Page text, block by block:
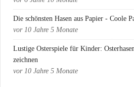
Die schönsten Hasen aus Papier - Coole
vor 10 Jahre 5 Monate
Lustige Osterspiele für Kinder:
zeichnen
vor 10 Jahre 5 Monate